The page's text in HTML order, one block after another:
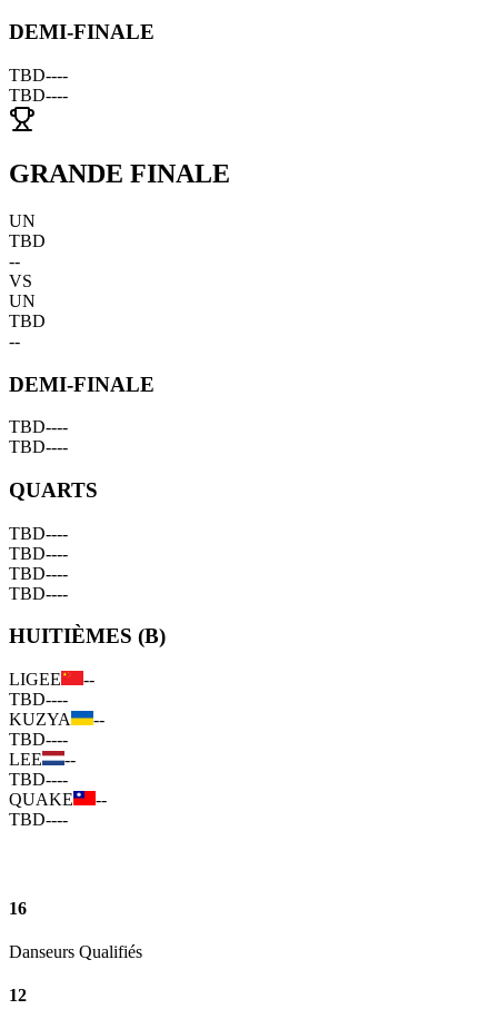
DEMI-FINALE
TBD----
TBD----
GRANDE FINALE
UN
TBD
--
VS
UN
TBD
--
DEMI-FINALE
TBD----
TBD----
QUARTS
TBD----
TBD----
TBD----
TBD----
HUITIÈMES (B)
LIGEE
--
TBD----
KUZYA
--
TBD----
LEE
--
TBD----
QUAKE
--
TBD----
16
Danseurs Qualifiés
12